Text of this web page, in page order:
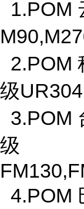
1.POM
2.POM
级
3.POM
级
4.POM